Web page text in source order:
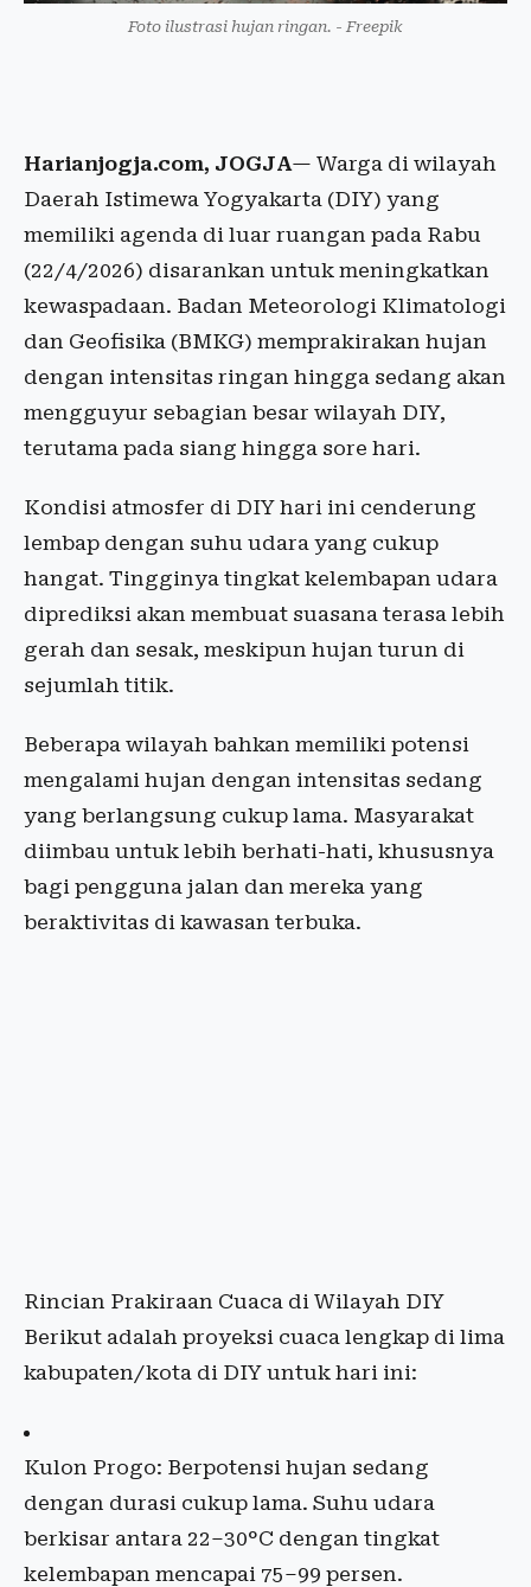
Foto ilustrasi hujan ringan. - Freepik
Harianjogja.com, JOGJA— Warga di wilayah
Daerah Istimewa Yogyakarta (DIY) yang
memiliki agenda di luar ruangan pada Rabu
(22/4/2026) disarankan untuk meningkatkan
kewaspadaan. Badan Meteorologi Klimatologi
dan Geofisika (BMKG) memprakirakan hujan
dengan intensitas ringan hingga sedang akan
mengguyur sebagian besar wilayah DIY,
terutama pada siang hingga sore hari.
Kondisi atmosfer di DIY hari ini cenderung
lembap dengan suhu udara yang cukup
hangat. Tingginya tingkat kelembapan udara
diprediksi akan membuat suasana terasa lebih
gerah dan sesak, meskipun hujan turun di
sejumlah titik.
Beberapa wilayah bahkan memiliki potensi
mengalami hujan dengan intensitas sedang
yang berlangsung cukup lama. Masyarakat
diimbau untuk lebih berhati-hati, khususnya
bagi pengguna jalan dan mereka yang
beraktivitas di kawasan terbuka.
Rincian Prakiraan Cuaca di Wilayah DIY
Berikut adalah proyeksi cuaca lengkap di lima
kabupaten/kota di DIY untuk hari ini:
Kulon Progo: Berpotensi hujan sedang
dengan durasi cukup lama. Suhu udara
berkisar antara 22–30°C dengan tingkat
kelembapan mencapai 75–99 persen.